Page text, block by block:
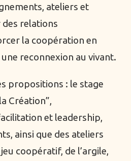
ateliers et
relations
la coopération en
reconnexion au vivant.
propositions : le stage
Création”,
et leadership,
ainsi que des ateliers
coopératif, de l’argile,